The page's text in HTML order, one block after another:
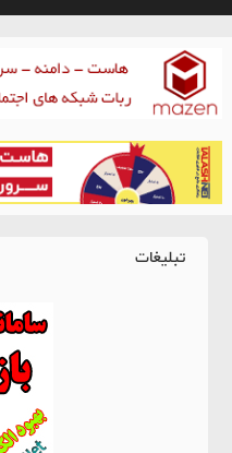
تبلیغات